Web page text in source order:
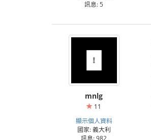
訊息: 5
mnlg
11
顯示個人資料
國家: 義大利
訊息: 982